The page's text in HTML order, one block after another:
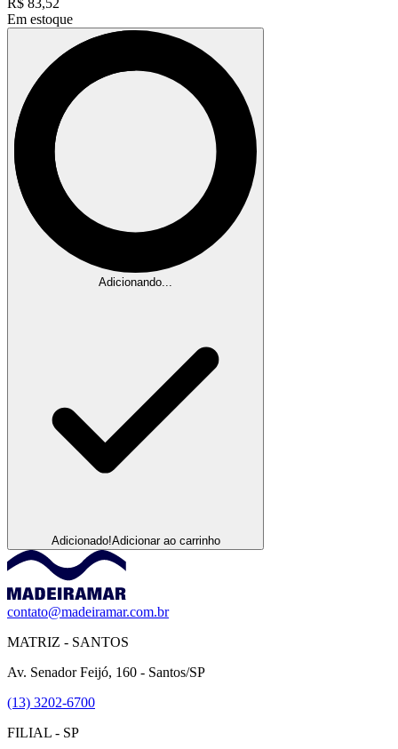
Em estoque
Adicionando...
Adicionado!Adicionar ao carrinho
contato@madeiramar.com.br
MATRIZ - SANTOS
Av. Senador Feijó, 160 - Santos/SP
(13) 3202-6700
FILIAL - SP